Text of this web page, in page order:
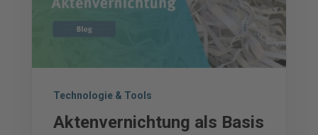
Technologie & Tools
Aktenvernichtung als Basis